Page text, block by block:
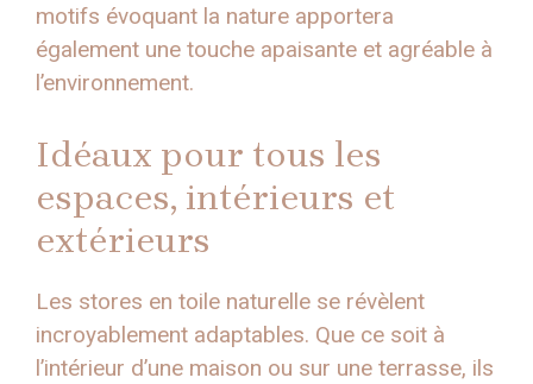
motifs évoquant la nature apportera
également une touche apaisante et agréable à
l’environnement.
Idéaux pour tous les
espaces, intérieurs et
extérieurs
Les stores en toile naturelle se révèlent
incroyablement adaptables. Que ce soit à
l’intérieur d’une maison ou sur une terrasse, ils